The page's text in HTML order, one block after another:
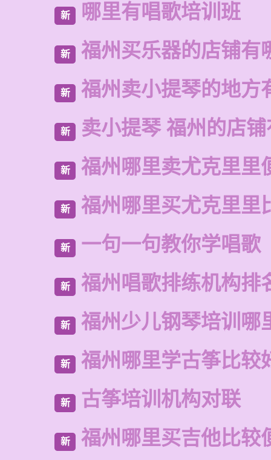
新 哪里有唱歌培训班
新 福州买乐器的店铺有
新 福州卖小提琴的地方
新 卖小提琴 福州的店
新 福州哪里卖尤克里里
新 福州哪里买尤克里里
新 一句一句教你学唱歌
新 福州唱歌排练机构排
新 福州少儿钢琴培训哪
新 福州哪里学古筝比较
新 古筝培训机构对联
新 福州哪里买吉他比较